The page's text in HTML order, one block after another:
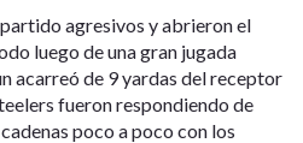
agresivos y abrieron el
luego de una gran jugada
acarreó de 9 yardas del receptor
fueron respondiendo de
poco a poco con los